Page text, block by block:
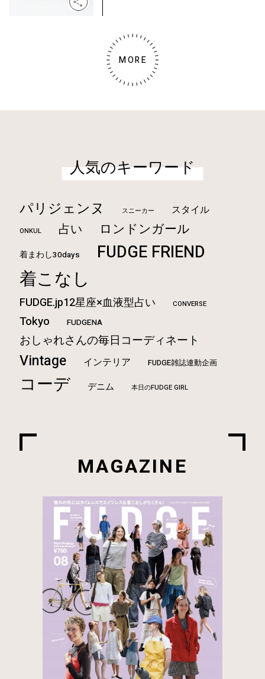
MORE
人気のキーワード
パリジェンヌ スニーカー スタイル
ONKUL 占い ロンドンガール
着まわし30days FUDGE FRIEND
着こなし
FUDGE.jp12星座×血液型占い CONVERSE
Tokyo FUDGENA
おしゃれさんの毎日コーディネート
Vintage インテリア FUDGE雑誌連動企画
コーデ デニム 本日のFUDGE GIRL
MAGAZINE